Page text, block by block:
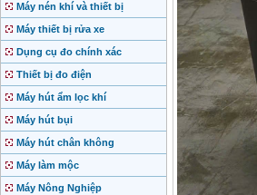
Máy nén khí và thiết bị
Máy thiết bị rửa xe
Dụng cụ đo chính xác
Thiết bị đo điện
Máy hút ẩm lọc khí
Máy hút bụi
Máy hút chân không
Máy làm mộc
Máy Nông Nghiệp